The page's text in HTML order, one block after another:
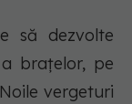
să dezvolte
brațelor, pe
vergeturi